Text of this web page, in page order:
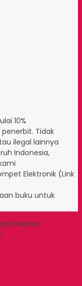
10%
Tidak
ilegal lainnya
Indonesia,
Elektronik (Link
buku untuk
Majnun